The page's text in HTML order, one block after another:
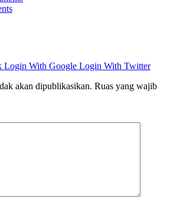
Login With Google Login With Twitter
akan dipublikasikan. Ruas yang wajib